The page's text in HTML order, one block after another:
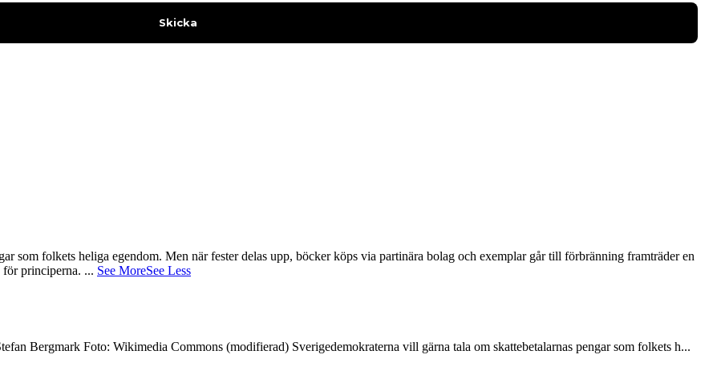
som folkets heliga egendom. Men när fester delas upp, böcker köps via partinära bolag och exemplar går till förbränning framträder en
för principerna. ... See MoreSee Less
Bergmark Foto: Wikimedia Commons (modifierad) Sverigedemokraterna vill gärna tala om skattebetalarnas pengar som folkets h...